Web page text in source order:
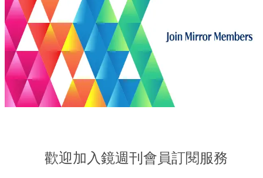
歡迎加入鏡週刊會員訂閱服務